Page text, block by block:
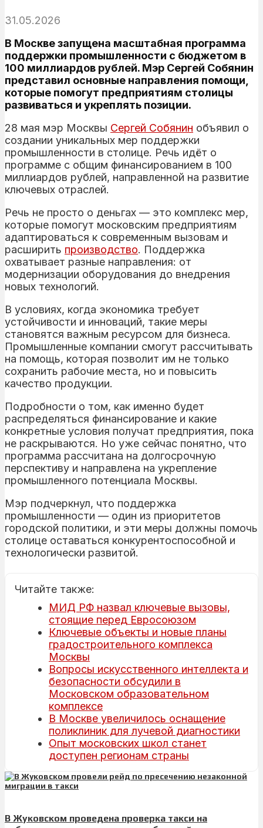
31.05.2026
В Москве запущена масштабная программа
поддержки промышленности с бюджетом в
100 миллиардов рублей. Мэр Сергей Собянин
представил основные направления помощи,
которые помогут предприятиям столицы
развиваться и укреплять позиции.
28 мая мэр Москвы Сергей Собянин объявил о
создании уникальных мер поддержки
промышленности в столице. Речь идёт о
программе с общим финансированием в 100
миллиардов рублей, направленной на развитие
ключевых отраслей.
Речь не просто о деньгах — это комплекс мер,
которые помогут московским предприятиям
адаптироваться к современным вызовам и
расширить производство. Поддержка
охватывает разные направления: от
модернизации оборудования до внедрения
новых технологий.
В условиях, когда экономика требует
устойчивости и инноваций, такие меры
становятся важным ресурсом для бизнеса.
Промышленные компании смогут рассчитывать
на помощь, которая позволит им не только
сохранить рабочие места, но и повысить
качество продукции.
Подробности о том, как именно будет
распределяться финансирование и какие
конкретные условия получат предприятия, пока
не раскрываются. Но уже сейчас понятно, что
программа рассчитана на долгосрочную
перспективу и направлена на укрепление
промышленного потенциала Москвы.
Мэр подчеркнул, что поддержка
промышленности — один из приоритетов
городской политики, и эти меры должны помочь
столице оставаться конкурентоспособной и
технологически развитой.
Читайте также:
МИД РФ назвал ключевые вызовы,
стоящие перед Евросоюзом
Ключевые объекты и новые планы
градостроительного комплекса
Москвы
Вопросы искусственного интеллекта и
безопасности обсудили в
Московском образовательном
комплексе
В Москве увеличилось оснащение
поликлиник для лучевой диагностики
Опыт московских школ станет
доступен регионам страны
В Жуковском проведена проверка такси на